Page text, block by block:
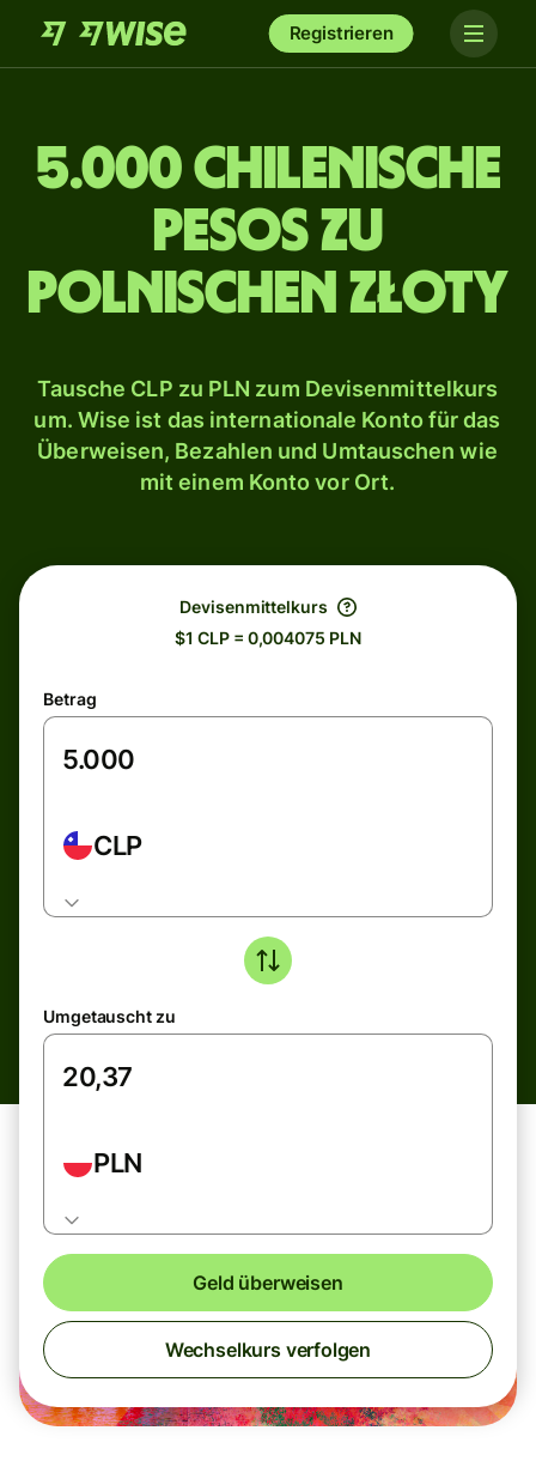
Registrieren
5.000 chilenische
Pesos zu
polnischen Złoty
Tausche CLP zu PLN zum Devisenmittelkurs
um. Wise ist das internationale Konto für das
Überweisen, Bezahlen und Umtauschen wie
mit einem Konto vor Ort.
Devisenmittelkurs
$1 CLP = 0,004075 PLN
Betrag
CLP
Umgetauscht zu
PLN
Geld überweisen
Wechselkurs verfolgen